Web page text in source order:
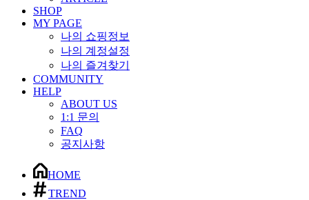
SHOP
MY PAGE
나의 쇼핑정보
나의 계정설정
나의 즐겨찾기
COMMUNITY
HELP
ABOUT US
1:1 문의
FAQ
공지사항
HOME
TREND